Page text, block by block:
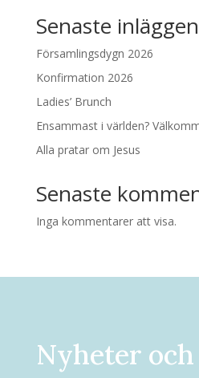
Senaste inläggen
Församlingsdygn 2026
Konfirmation 2026
Ladies’ Brunch
Ensammast i världen?
Alla pratar om Jesus
Senaste
Inga kommentarer att visa.
Nyheter